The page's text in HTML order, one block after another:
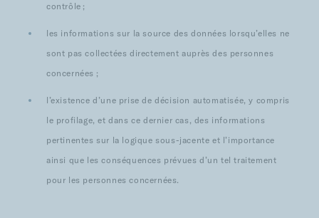
contrôle ;
les informations sur la source des données lorsqu’elles ne
sont pas collectées directement auprès des personnes
concernées ;
l’existence d’une prise de décision automatisée, y compris
le profilage, et dans ce dernier cas, des informations
pertinentes sur la logique sous-jacente et l’importance
ainsi que les conséquences prévues d’un tel traitement
pour les personnes concernées.